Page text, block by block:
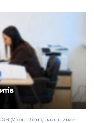
(Укргазбанк) наращивает